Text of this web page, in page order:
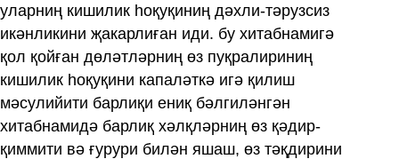
уларниң кишилик һоқуқиниң дәхли-тәрузсиз
икәнликини җакарлиған иди. бу хитабнамигә
қол қойған дөләтләрниң өз пуқралириниң
кишилик һоқуқини капаләткә игә қилиш
мәсулийити барлиқи ениқ бәлгиләнгән
хитабнамидә барлиқ хәлқләрниң өз қәдир-
қиммити вә ғурури билән яшаш, өз тәқдирини